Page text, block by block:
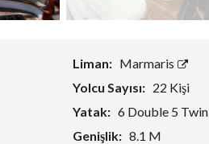
Liman: Marmaris
Yolcu Sayısı: 22 Kişi
Yatak: 6 Double 5 Twin
Genişlik: 8.1 M